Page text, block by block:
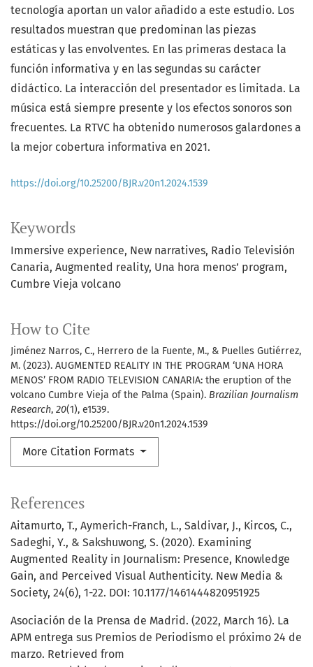
Keywords
Immersive experience New narratives Radio Televisión
Canaria Augmented reality Una hora menos’ program
Cumbre Vieja volcano
How to Cite
Jiménez Narros, C., Herrero de la Fuente, M., & Puelles Gutiérrez,
M. (2023). AUGMENTED REALITY IN THE PROGRAM ‘UNA HORA
MENOS’ FROM RADIO TELEVISION CANARIA: the eruption of the
volcano Cumbre Vieja of the Palma (Spain). Brazilian Journalism
Research, 20(1), e1539.
https://doi.org/10.25200/BJR.v20n1.2024.1539
More Citation Formats
tecnología aportan un valor añadido a este estudio. Los
resultados muestran que predominan las piezas
estáticas y las envolventes. En las primeras destaca la
función informativa y en las segundas su carácter
didáctico. La interacción del presentador es limitada. La
música está siempre presente y los efectos sonoros son
frecuentes. La RTVC ha obtenido numerosos galardones a
la mejor cobertura informativa en 2021.
https://doi.org/10.25200/BJR.v20n1.2024.1539
References
Aitamurto, T., Aymerich-Franch, L., Saldivar, J., Kircos, C.,
Sadeghi, Y., & Sakshuwong, S. (2020). Examining
Augmented Reality in Journalism: Presence, Knowledge
Gain, and Perceived Visual Authenticity. New Media &
Society, 24(6), 1-22. DOI: 10.1177/1461444820951925
Asociación de la Prensa de Madrid. (2022, March 16). La
APM entrega sus Premios de Periodismo el próximo 24 de
marzo. Retrieved from